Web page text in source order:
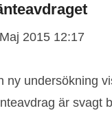
2015 12:17
ny undersökning
är svagt